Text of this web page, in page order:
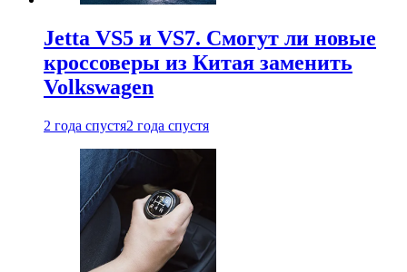
Jetta VS5 и VS7. Смогут ли новые
кроссоверы из Китая заменить
Volkswagen
2 года спустя2 года спустя